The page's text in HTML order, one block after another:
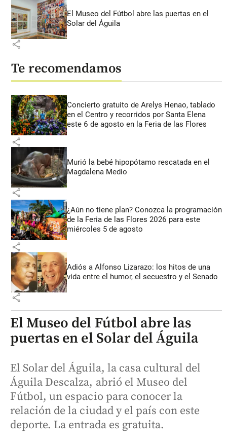
El Museo del Fútbol abre las puertas en el
Solar del Águila
share
Te recomendamos
Concierto gratuito de Arelys Henao, tablado
en el Centro y recorridos por Santa Elena
este 6 de agosto en la Feria de las Flores
share
Murió la bebé hipopótamo rescatada en el
Magdalena Medio
share
¿Aún no tiene plan? Conozca la programación
de la Feria de las Flores 2026 para este
miércoles 5 de agosto
share
Adiós a Alfonso Lizarazo: los hitos de una
vida entre el humor, el secuestro y el Senado
share
El Museo del Fútbol abre las
puertas en el Solar del Águila
El Solar del Águila, la casa cultural del
Águila Descalza, abrió el Museo del
Fútbol, un espacio para conocer la
relación de la ciudad y el país con este
deporte. La entrada es gratuita.